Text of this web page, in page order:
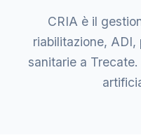
CRIA è il
riabilitazione,
sanitarie a